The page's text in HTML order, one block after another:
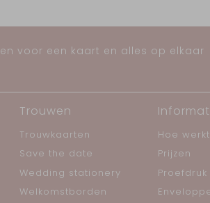
voor een kaart en alles op elkaar
Trouwen
Trouwkaarten
Save the date
Wedding stationery
Welkomstborden
Hoe
Prijzen
Proefdruk